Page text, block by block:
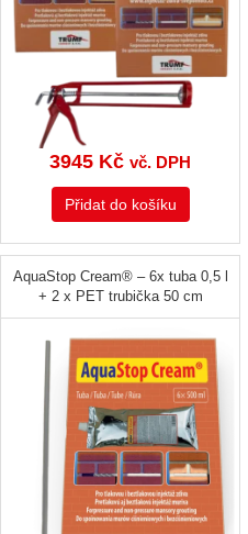
3945 Kč vč. DPH
Přidat do košíku
AquaStop Cream® – 6x tuba 0,5 l
+ 2 x PET trubička 50 cm